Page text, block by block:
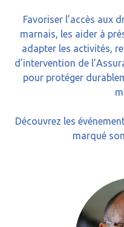
Favoriser l’accès aux
marnais, les aider à
adapter les activités,
d’intervention de
pour protéger
Découvrez les
marqué